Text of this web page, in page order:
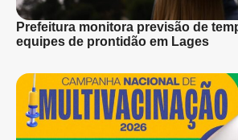
Prefeitura monitora previsão de
equipes de prontidão em Lages